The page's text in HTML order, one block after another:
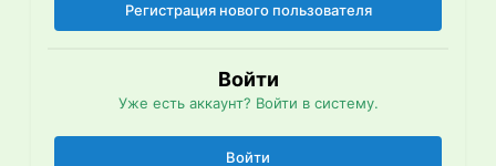
Регистрация нового пользователя
Войти
Уже есть аккаунт? Войти в систему.
Войти